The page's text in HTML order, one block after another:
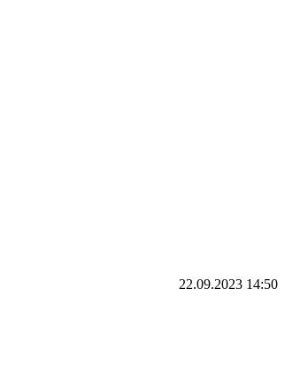
22.09.2023 14:50